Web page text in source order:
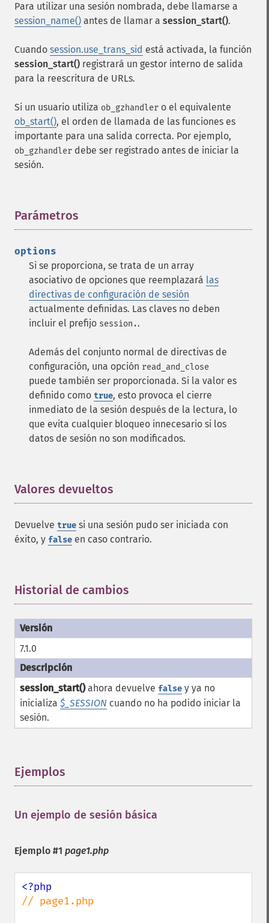
Para utilizar una sesión nombrada, debe llamarse a
session_name() antes de llamar a session_start().
Cuando session.use_trans_sid está activada, la función
session_start() registrará un gestor interno de salida
para la reescritura de URLs.
Si un usuario utiliza ob_gzhandler o el equivalente
ob_start(), el orden de llamada de las funciones es
importante para una salida correcta. Por ejemplo,
ob_gzhandler debe ser registrado antes de iniciar la
sesión.
Parámetros
options
Si se proporciona, se trata de un array
asociativo de opciones que reemplazará las
directivas de configuración de sesión
actualmente definidas. Las claves no deben
incluir el prefijo session..
Además del conjunto normal de directivas de
configuración, una opción read_and_close
puede también ser proporcionada. Si la valor es
definido como true, esto provoca el cierre
inmediato de la sesión después de la lectura, lo
que evita cualquier bloqueo innecesario si los
datos de sesión no son modificados.
Valores devueltos
Devuelve true si una sesión pudo ser iniciada con
éxito, y false en caso contrario.
Historial de cambios
7.1.0
session_start()ahora devuelve false y ya no
inicializa $_SESSION cuando no ha podido iniciar la
sesión.
Ejemplos
Un ejemplo de sesión básica
Ejemplo #1 page1.php
// page1.php